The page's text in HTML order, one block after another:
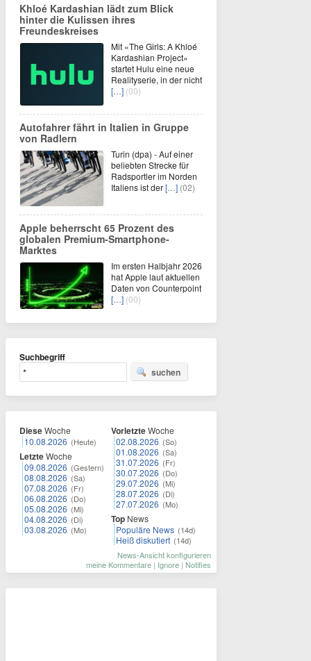
Khloé Kardashian lädt zum Blick
hinter die Kulissen ihres
Freundeskreises
Mit «The Girls: A Khloé
Kardashian Project»
startet Hulu eine neue
Realityserie, in der nicht
[…] (00)
Autofahrer fährt in Italien in Gruppe
von Radlern
Turin (dpa) - Auf einer
beliebten Strecke für
Radsportler im Norden
Italiens ist der[…] (02)
Apple beherrscht 65 Prozent des
globalen Premium-Smartphone-
Marktes
Im ersten Halbjahr 2026
hat Apple laut aktuellen
Daten von Counterpoint
[…] (00)
Suchbegriff
suchen
DieseWoche
10.08.2026 (Heute)
LetzteWoche
09.08.2026 (Gestern)
08.08.2026 (Sa)
07.08.2026 (Fr)
06.08.2026 (Do)
05.08.2026 (Mi)
04.08.2026 (Di)
03.08.2026 (Mo)
VorletzteWoche
02.08.2026 (So)
01.08.2026 (Sa)
31.07.2026 (Fr)
30.07.2026 (Do)
29.07.2026 (Mi)
28.07.2026 (Di)
27.07.2026 (Mo)
Top News
Populäre News (14d)
Heiß diskutiert (14d)
News-Ansicht konfigurieren
meine Kommentare | Ignore | Notifies